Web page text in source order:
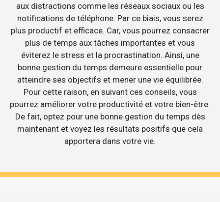
aux distractions comme les réseaux sociaux ou les
notifications de téléphone. Par ce biais, vous serez
plus productif et efficace. Car, vous pourrez consacrer
plus de temps aux tâches importantes et vous
éviterez le stress et la procrastination. Ainsi, une
bonne gestion du temps demeure essentielle pour
atteindre ses objectifs et mener une vie équilibrée.
Pour cette raison, en suivant ces conseils, vous
pourrez améliorer votre productivité et votre bien-être.
De fait, optez pour une bonne gestion du temps dès
maintenant et voyez les résultats positifs que cela
apportera dans votre vie.